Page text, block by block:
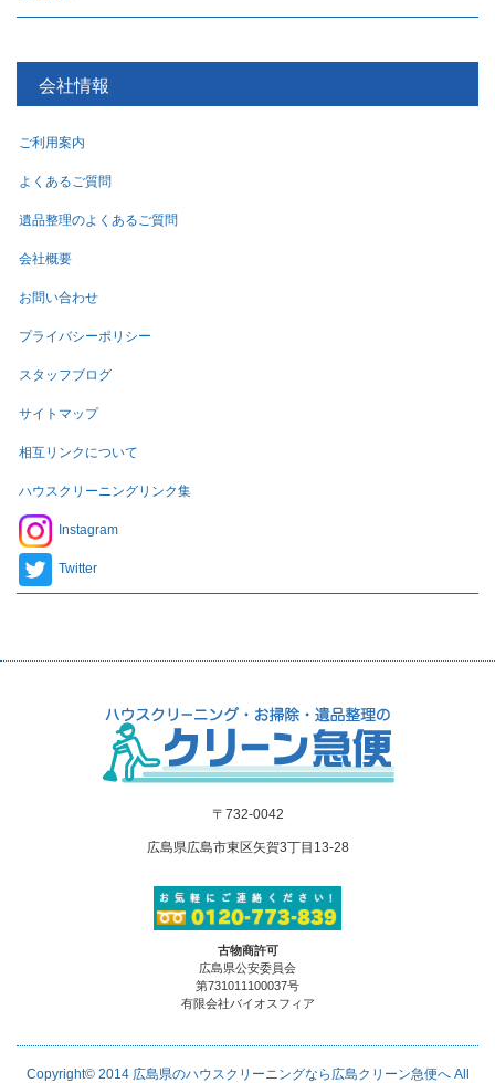
会社情報
ご利用案内
よくあるご質問
遺品整理のよくあるご質問
会社概要
お問い合わせ
プライバシーポリシー
スタッフブログ
サイトマップ
相互リンクについて
ハウスクリーニングリンク集
Instagram
Twitter
〒732-0042
広島県広島市東区矢賀3丁目13-28
古物商許可
広島県公安委員会
第731011100037号
有限会社バイオスフィア
Copyright© 2014 広島県のハウスクリーニングなら広島クリーン急便へAll